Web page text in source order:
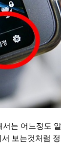
는 어느정도
보는것처럼